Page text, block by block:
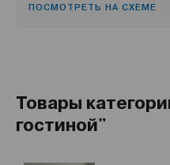
ПОСМОТРЕТЬ НА СХЕМЕ
Товары
гостиной"